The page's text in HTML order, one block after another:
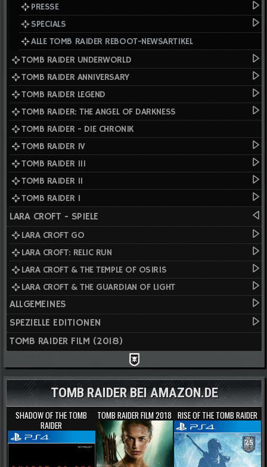
PRESSE
SPECIALS
ALLE TOMB RAIDER REBOOT-NEWSARTIKEL
TOMB RAIDER UNDERWORLD
TOMB RAIDER ANNIVERSARY
TOMB RAIDER LEGEND
TOMB RAIDER: THE ANGEL OF DARKNESS
TOMB RAIDER - DIE CHRONIK
TOMB RAIDER IV
TOMB RAIDER III
TOMB RAIDER II
TOMB RAIDER I
LARA CROFT - SPIELE
LARA CROFT GO
LARA CROFT: RELIC RUN
LARA CROFT & THE TEMPLE OF OSIRIS
LARA CROFT & THE GUARDIAN OF LIGHT
ALLGEMEINES
SPEZIELLE EDITIONEN
TOMB RAIDER FILM (2018)
TOMB RAIDER BEI AMAZON.DE
SHADOW OF THE TOMB
RAIDER
TOMB RAIDER FILM 2018 RISE OF THE TOMB RAIDER